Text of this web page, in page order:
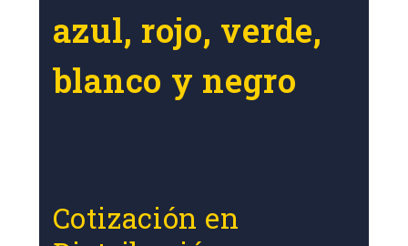
azul, rojo, verde,
blanco y negro
Cotización en